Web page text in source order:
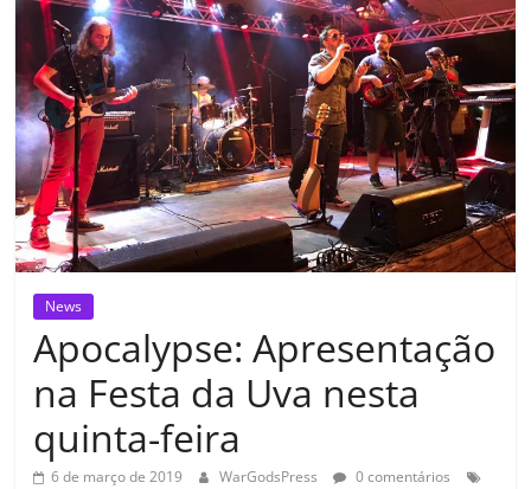
News
Apocalypse: Apresentação
na Festa da Uva nesta
quinta-feira
6 de março de 2019 WarGodsPress
0 comentários